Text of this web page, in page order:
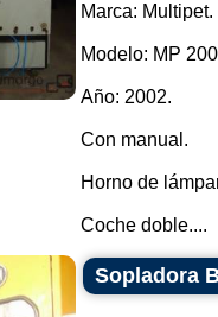
Marca: Multipet.
Modelo: MP
Año: 2002.
Con manual.
Horno de
Coche doble....
Sopladora